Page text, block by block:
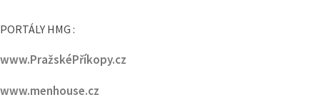
www.menhouse.cz
www.womenhouse.cz
www.luxuryhouse.cz